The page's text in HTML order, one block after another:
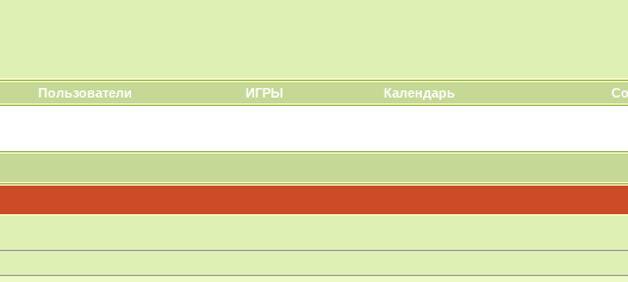
Пользователи ИГРЫ Календарь